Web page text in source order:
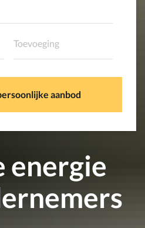
energie
aanbod